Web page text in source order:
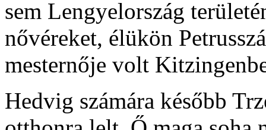
sem Lengyelország
nővéreket, élükön
mesternője volt
Hedvig számára később